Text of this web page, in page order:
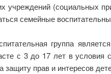
учреждений (социальных
семейные
группа
с 3 до 17 лет в условия
защиту прав и интересов